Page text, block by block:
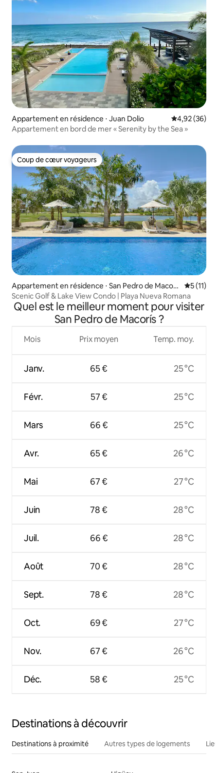
Appartement en résidence ⋅ Juan Dolio Évaluation
4,92 (36)
Appartement en bord de mer « Serenity by the Sea »
Coup de cœur voyageurs
Coup de cœur voyageurs
Appartement en résidence ⋅ San Pedro de Macorí
s
5 (11)
Scenic Golf & Lake View Condo | Playa Nueva Romana
Quel est le meilleur moment pour visiter
San Pedro de Macorís ?
Mois
Janv.
Févr.
Mars
Avr.
Mai
Juin
Juil.
Août
Sept.
Oct.
Nov.
Déc.
Prix moyen
65 €
57 €
66 €
65 €
67 €
78 €
66 €
70 €
78 €
69 €
67 €
58 €
Temp. moy.
25 °C
25 °C
25 °C
26 °C
27 °C
28 °C
28 °C
28 °C
28 °C
27 °C
26 °C
25 °C
Destinations à découvrir
Destinations à proximité Autres types de logements